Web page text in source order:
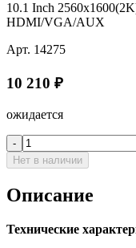
10.1 Inch
HDMI/VGA/AUX
Арт. 14275
10 210 ₽
ожидается
-
Нет в наличии
Описание
Технические